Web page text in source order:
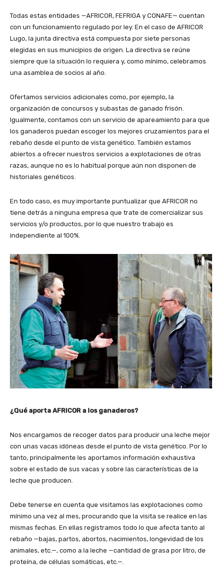
Todas estas entidades —AFRICOR, FEFRIGA y CONAFE— cuentan
con un funcionamiento regulado por ley. En el caso de AFRICOR
Lugo, la junta directiva está compuesta por siete personas
elegidas en sus municipios de origen. La directiva se reúne
siempre que la situación lo requiera y, como mínimo, celebramos
una asamblea de socios al año.
Ofertamos servicios adicionales como, por ejemplo, la
organización de concursos y subastas de ganado frisón.
Igualmente, contamos con un servicio de apareamiento para que
los ganaderos puedan escoger los mejores cruzamientos para el
rebaño desde el punto de vista genético. También estamos
abiertos a ofrecer nuestros servicios a explotaciones de otras
razas, aunque no es lo habitual porque aún non disponen de
historiales genéticos.
En todo caso, es muy importante puntualizar que AFRICOR no
tiene detrás a ninguna empresa que trate de comercializar sus
servicios y/o productos, por lo que nuestro trabajo es
independiente al 100%.
¿Qué aporta AFRICOR a los ganaderos?
Nos encargamos de recoger datos para producir una leche mejor
con unas vacas idóneas desde el punto de vista genético. Por lo
tanto, principalmente les aportamos información exhaustiva
sobre el estado de sus vacas y sobre las características de la
leche que producen.
Debe tenerse en cuenta que visitamos las explotaciones como
mínimo una vez al mes, procurando que la visita se realice en las
mismas fechas. En ellas registramos todo lo que afecta tanto al
rebaño —bajas, partos, abortos, nacimientos, longevidad de los
animales, etc.—, como a la leche —cantidad de grasa por litro, de
proteína, de células somáticas, etc.—.